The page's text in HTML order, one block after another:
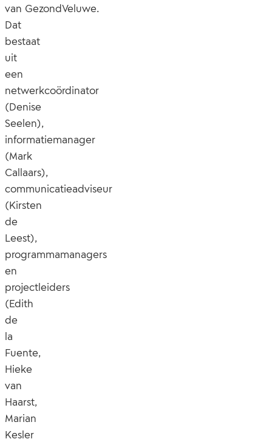
van GezondVeluwe.
Dat
bestaat
uit
een
netwerkcoördinator
(Denise
Seelen),
informatiemanager
(Mark
Callaars),
communicatieadviseur
(Kirsten
de
Leest),
programmamanagers
en
projectleiders
(Edith
de
la
Fuente,
Hieke
van
Haarst,
Marian
Kesler